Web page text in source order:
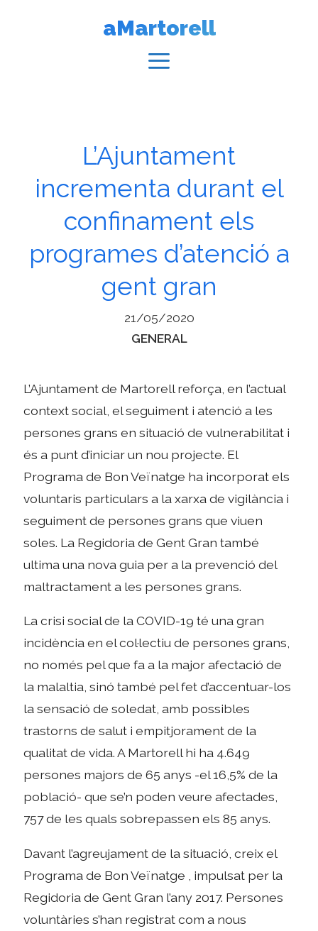
aMartorell
L’Ajuntament
incrementa durant el
confinament els
programes d’atenció a
gent gran
21/05/2020
Categories
GENERAL
L’Ajuntament de Martorell reforça, en l’actual
context social, el seguiment i atenció a les
persones grans en situació de vulnerabilitat i
és a punt d’iniciar un nou projecte. El
Programa de Bon Veïnatge ha incorporat els
voluntaris particulars a la xarxa de vigilància i
seguiment de persones grans que viuen
soles. La Regidoria de Gent Gran també
ultima una nova guia per a la prevenció del
maltractament a les persones grans.
La crisi social de la COVID-19 té una gran
incidència en el col·lectiu de persones grans,
no només pel que fa a la major afectació de
la malaltia, sinó també pel fet d’accentuar-los
la sensació de soledat, amb possibles
trastorns de salut i empitjorament de la
qualitat de vida. A Martorell hi ha 4.649
persones majors de 65 anys -el 16,5% de la
població- que se’n poden veure afectades,
757 de les quals sobrepassen els 85 anys.
Davant l’agreujament de la situació, creix el
Programa de Bon Veïnatge , impulsat per la
Regidoria de Gent Gran l’any 2017. Persones
voluntàries s’han registrat com a nous